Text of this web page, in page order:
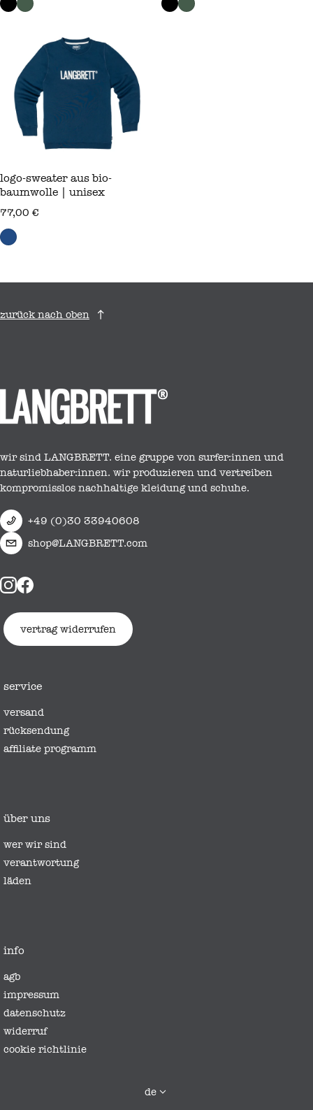
logo-sweater aus bio-
baumwolle | unisex
regulärer preis
77,00 €
zurück nach oben
wir sind LANGBRETT. eine gruppe von surfer:innen und
naturliebhaber:innen. wir produzieren und vertreiben
kompromisslos nachhaltige kleidung und schuhe.
+49 (0)30 33940608
shop@LANGBRETT.com
vertrag widerrufen
service
versand
rücksendung
affiliate programm
über uns
wer wir sind
verantwortung
läden
info
agb
impressum
datenschutz
widerruf
cookie richtlinie
sprache
de